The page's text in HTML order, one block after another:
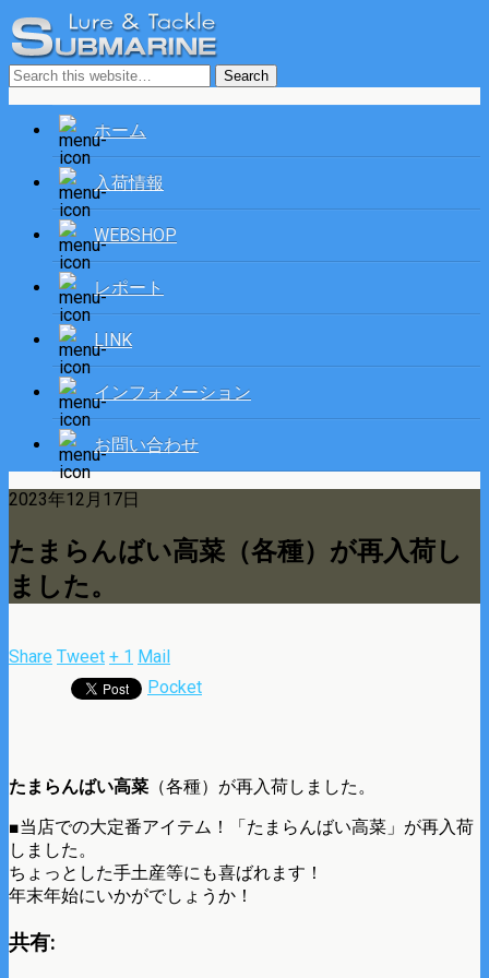
ホーム
入荷情報
WEBSHOP
レポート
LINK
インフォメーション
お問い合わせ
2023年12月17日
たまらんばい高菜（各種）が再入荷し
ました。
Share Tweet + 1 Mail
Pocket
たまらんばい高菜 （各種）が再入荷しました。
■当店での大定番アイテム！「たまらんばい高菜」が再入荷
しました。
ちょっとした手土産等にも喜ばれます！
年末年始にいかがでしょうか！
共有: